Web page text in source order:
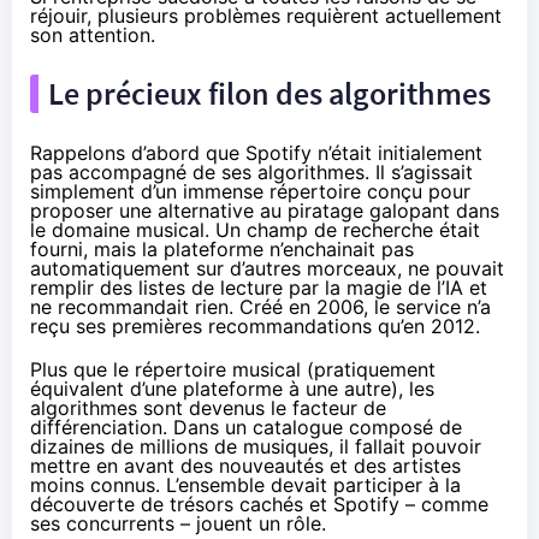
réjouir, plusieurs problèmes requièrent actuellement
son attention.
Le précieux filon des algorithmes
Rappelons d’abord que Spotify n’était initialement
pas accompagné de ses algorithmes. Il s’agissait
simplement d’un immense répertoire conçu pour
proposer une alternative au piratage galopant dans
le domaine musical. Un champ de recherche était
fourni, mais la plateforme n’enchainait pas
automatiquement sur d’autres morceaux, ne pouvait
remplir des listes de lecture par la magie de l’IA et
ne recommandait rien. Créé en 2006, le service n’a
reçu ses premières recommandations qu’en 2012.
Plus que le répertoire musical (pratiquement
équivalent d’une plateforme à une autre), les
algorithmes sont devenus le facteur de
différenciation. Dans un catalogue composé de
dizaines de millions de musiques, il fallait pouvoir
mettre en avant des nouveautés et des artistes
moins connus. L’ensemble devait participer à la
découverte de trésors cachés et Spotify – comme
ses concurrents – jouent un rôle.